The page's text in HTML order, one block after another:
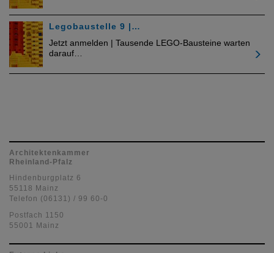
Legobaustelle 9 |…
Jetzt anmelden | Tausende LEGO-Bausteine warten
darauf…
Architektenkammer
Rheinland-Pfalz
Hindenburgplatz 6
55118 Mainz
Telefon (06131) / 99 60-0
Postfach 1150
55001 Mainz